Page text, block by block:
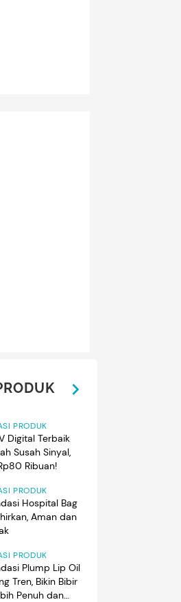
PRODUK
Digital Terbaik
Susah Sinyal,
Ribuan!
PRODUK
Hospital Bag
Aman dan
PRODUK
Plump Lip Oil
Tren, Bikin Bibir
Penuh dan